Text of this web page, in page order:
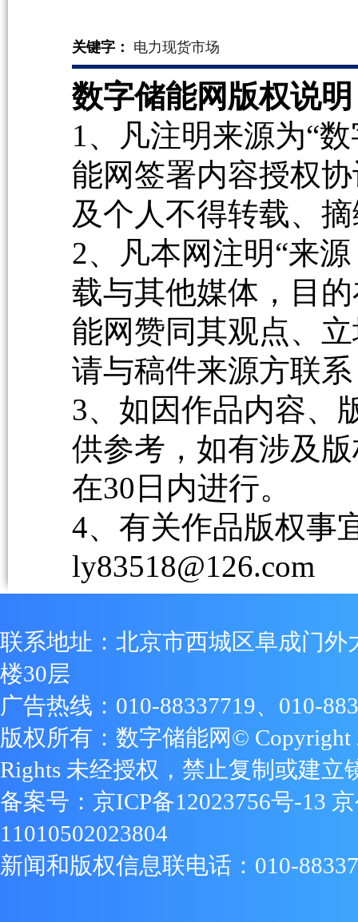
关键字： 电力现货市场
数字储能网版权说
1、凡注明来源为“
能网签署内容授权
及个人不得转载、
2、凡本网注明“来
载与其他媒体，目
能网赞同其观点、
请与稿件来源方联
3、如因作品内容、
供参考，如有涉及
在30日内进行。
4、有关作品版权事
ly83518@126.com
联系地址：北京市西城区阜成门外
楼30层
广告热线：010-88337719、010-
版权所有：数字储能网© Copyright
Rights 未经授权，禁止复制或建立
备案号： 京ICP备12023756号-13
11010502023804
新闻和版权信息联电话：010-